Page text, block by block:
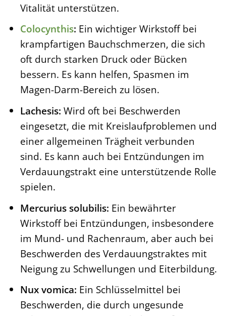
Vitalität unterstützen.
Colocynthis: Ein wichtiger Wirkstoff bei
krampfartigen Bauchschmerzen, die sich
oft durch starken Druck oder Bücken
bessern. Es kann helfen, Spasmen im
Magen-Darm-Bereich zu lösen.
Lachesis: Wird oft bei Beschwerden
eingesetzt, die mit Kreislaufproblemen und
einer allgemeinen Trägheit verbunden
sind. Es kann auch bei Entzündungen im
Verdauungstrakt eine unterstützende Rolle
spielen.
Mercurius solubilis: Ein bewährter
Wirkstoff bei Entzündungen, insbesondere
im Mund- und Rachenraum, aber auch bei
Beschwerden des Verdauungstraktes mit
Neigung zu Schwellungen und Eiterbildung.
Nux vomica: Ein Schlüsselmittel bei
Beschwerden, die durch ungesunde